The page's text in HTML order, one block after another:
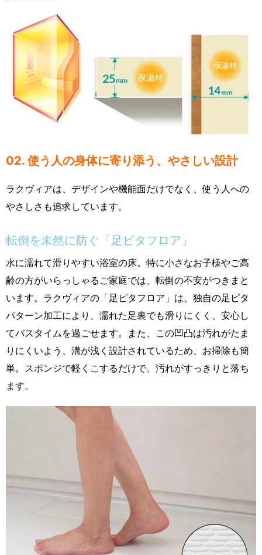
02. 使う人の身体に寄り添う、やさしい設計
ラクヴィアは、デザインや機能面だけでなく、使う人への
やさしさも追求しています。
転倒を未然に防ぐ「足ピタフロア」
水に濡れて滑りやすい浴室の床。特に小さなお子様やご高
齢の方がいらっしゃるご家庭では、転倒の不安がつきまと
います。ラクヴィアの「足ピタフロア」は、独自の足ピタ
パターン加工により、濡れた足裏でも滑りにくく、安心し
てバスタイムを過ごせます。また、この凹凸は汚れがたま
りにくいよう、溝が浅く設計されているため、お掃除も簡
単。スポンジで軽くこするだけで、汚れがすっきりと落ち
ます。